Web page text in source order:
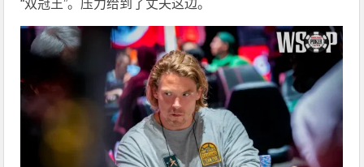
“双冠王”。压力给到了丈夫这边。